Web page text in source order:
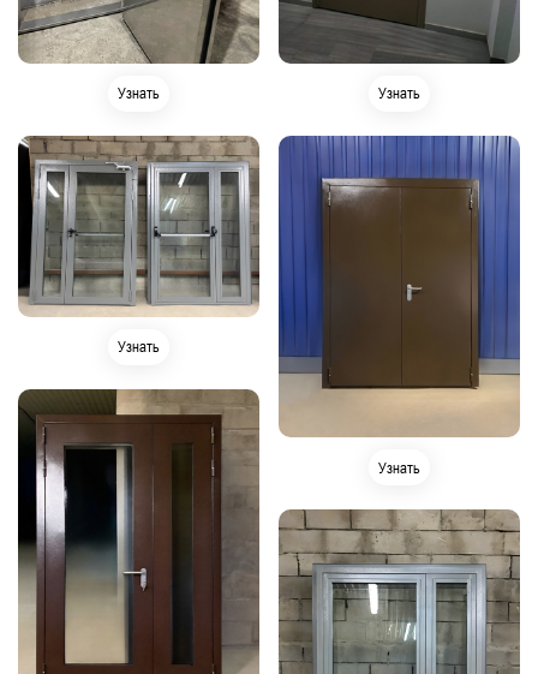
Узнать
Узнать
Узнать
Узнать